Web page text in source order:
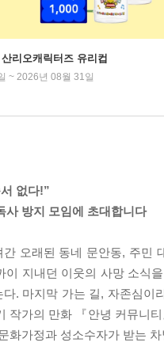
리오캐릭터즈 유리컵
~ 2026년 08월 31일
없다!”
사 방지 모임에 초대합니다
간 오래된 동네 문안동, 주민
이 지내던 이웃의 사망 소식
. 마지막 가는 길, 자존심이
작가의 만화 『안녕 커뮤니
화가정과 성소수자가 받는